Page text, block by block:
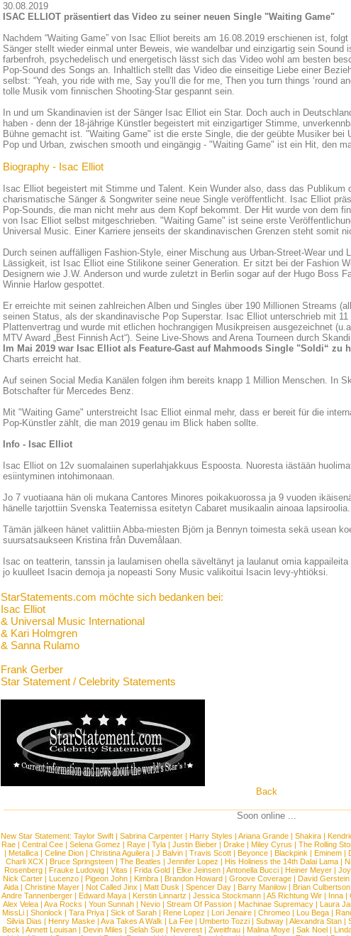
30.08.2019
ISAC ELLIOT präsentiert das Video zu seiner neuen Single "Waiting Game"
Nachdem “Waiting Game” von Isac Elliot bereits am 16.08.2019 erschienen ist,
Sänger stellt wieder einmal unter Beweis, wie wandelbar und einzigartig sein
farbenfroh, psychedelisch und energetisch lässt sich das Video wohl am besten
Pop-Sound des Songs an. Inhaltlich stellt das Video die einseitige Liebe einer
selbst: “Yeah, you ride with me, Say you’ll die for me, Then you turn things ‘round
tolle Musik vom finnischen Shooting-Star gespannt sein.
In und um Skandinavien ist der Sänger Isac Elliot ein Star. Doch auch in
haben - denn der 18-jährige Künstler begeistert mit einzigartiger Stimme,
Bühne gemacht ist. "Waiting Game" ist die erste Single, die der geübte Musiker
Pop und Urban, zwischen smooth und eingängig - "Waiting Game" ist ein Hit, den
Biography - Isac Elliot
Isac Elliot begeistert mit Stimme und Talent. Kein Wunder also, dass das Publikum
charismatische Sänger & Songwriter seine neue Single veröffentlicht. Isac Elliot
Pop-Sounds, die man nicht mehr aus dem Kopf bekommt. Der Hit wurde von dem
von Isac Elliot selbst mitgeschrieben. "Waiting Game" ist seine erste
Universal Music. Einer Karriere jenseits der skandinavischen Grenzen steht somit
Durch seinen auffälligen Fashion-Style, einer Mischung aus Urban-Street-Wear und
Lässigkeit, ist Isac Elliot eine Stilikone seiner Generation. Er sitzt bei der Fashion
Designern wie J.W. Anderson und wurde zuletzt in Berlin sogar auf der Hugo Boss
Winnie Harlow gespottet.
Er erreichte mit seinen zahlreichen Alben und Singles über 190 Millionen Streams
seinen Status, als der skandinavische Pop Superstar. Isac Elliot unterschrieb mit
Plattenvertrag und wurde mit etlichen hochrangigen Musikpreisen ausgezeichnet
MTV Award „Best Finnish Act“). Seine Live-Shows and Arena Tourneen durch
Im Mai 2019 war Isac Elliot als Feature-Gast auf Mahmoods Single "Soldi“ zu
Charts erreicht hat.
Auf seinen Social Media Kanälen folgen ihm bereits knapp 1 Million Menschen. In
Botschafter für Mercedes Benz.
Mit "Waiting Game" unterstreicht Isac Elliot einmal mehr, dass er bereit für die
Pop-Künstler zählt, die man 2019 genau im Blick haben sollte.
Info - Isac Elliot
Isac Elliot on 12v suomalainen superlahjakkuus Espoosta. Nuoresta iästään
esiintyminen intohimonaan.
Jo 7 vuotiaana hän oli mukana Cantores Minores poikakuorossa ja 9 vuoden
hänelle tarjottiin Svenska Teaternissa esitetyn Cabaret musikaalin ainoaa lapsiroolia.
Tämän jälkeen hänet valittiin Abba-miesten Björn ja Bennyn toimesta sekä usean
suursatsaukseen Kristina från Duvemålaan.
Isac on teatterin, tanssin ja laulamisen ohella säveltänyt ja laulanut omia
jo kuulleet Isacin demoja ja nopeasti Sony Music valikoitui Isacin levy-yhtiöksi.
StarStatements.com möchte sich bedanken bei:
Isac Elliot
& Universal Music International
& Kari Holmgren
& Sanna Rulamo
Frank Gerber
Star Statement / Celebrity Statements
Back
Soon online ...
New Star Statement: Taylor Swift | Sabrina Carpenter | Harry Styles | Ariana Grande | Shakira |
Rae| Central Cee| Selena Gomez | Raye| Tyla| Justin Bieber| Drake| Miley Cyrus | The Rolling
| Metallica | Celine Dion | Christina Aguilera | J Balvin | Travis Scott | Beyonce | Blackpink | Eminem |
Charli XCX| Bruce Springsteen| The Beatles | Jennifer Lopez | His Holiness the 14th Dalai Lama|
Rosenberg | Frauke Ludowig | Vitas | Frida Gold | Elke Jeinsen | Antonella Bucci | Heiner Meyer |
Nick Carter | Lucenzo | Pigeon John | Kimbra | Brandon Howard | Groove Coverage | David Gerstein
Aida| Christine Mayer| Not Called Jinx | Matt Dusk | Spencer Day| Barry Manilow| Brian Culbertson
Andre Tannenberger | Edward Maya | Kerstin Linnartz | Jessica Stockmann | A5 Richtung Wir | Inna |
Alex Velea | Ava Rocks | Youn Sunnah | Nevio | Stream Of Passion | Machinae Supremacy | Laura
MissLi | Shonlock | Tara Priya | Sick of Sarah | Rene Lopez | Lori Jenaire | Chromeo | Lou Bega |
Silvia Dias | Henry Maske| Ava Takes A Walk | La Fee| Umberto Tozzi| Subway| Alexandra Stan|
Beck | Annett Louisan| Devin Miles | Selah Sue| Neverest| Zweitfrau| Malina Moye| Sak Noel|